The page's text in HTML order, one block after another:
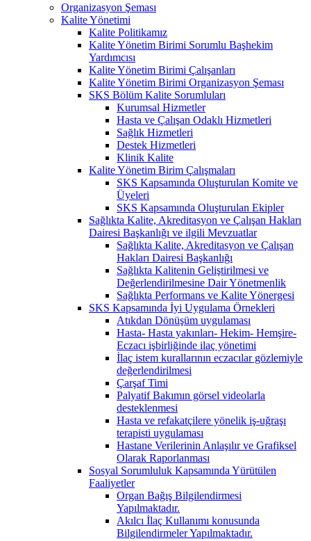
Organizasyon Şeması
Kalite Yönetimi
Kalite Politikamız
Kalite Yönetim Birimi Sorumlu Başhekim
Yardımcısı
Kalite Yönetim Birimi Çalışanları
Kalite Yönetim Birimi Organizasyon Şeması
SKS Bölüm Kalite Sorumluları
Kurumsal Hizmetler
Hasta ve Çalışan Odaklı Hizmetleri
Sağlık Hizmetleri
Destek Hizmetleri
Klinik Kalite
Kalite Yönetim Birim Çalışmaları
SKS Kapsamında Oluşturulan Komite ve
Üyeleri
SKS Kapsamında Oluşturulan Ekipler
Sağlıkta Kalite, Akreditasyon ve Çalışan Hakları
Dairesi Başkanlığı ve ilgili Mevzuatlar
Sağlıkta Kalite, Akreditasyon ve Çalışan
Hakları Dairesi Başkanlığı
Sağlıkta Kalitenin Geliştirilmesi ve
Değerlendirilmesine Dair Yönetmenlik
Sağlıkta Performans ve Kalite Yönergesi
SKS Kapsamında İyi Uygulama Örnekleri
Atıkdan Dönüşüm uygulaması
Hasta- Hasta yakınları- Hekim- Hemşire-
Eczacı işbirliğinde ilaç yönetimi
İlaç istem kurallarının eczacılar gözlemiyle
değerlendirilmesi
Çarşaf Timi
Palyatif Bakımın görsel videolarla
desteklenmesi
Hasta ve refakatçilere yönelik iş-uğraşı
terapisti uygulaması
Hastane Verilerinin Anlaşılır ve Grafiksel
Olarak Raporlanması
Sosyal Sorumluluk Kapsamında Yürütülen
Faaliyetler
Organ Bağış Bilgilendirmesi
Yapılmaktadır.
Akılcı İlaç Kullanımı konusunda
Bilgilendirmeler Yapılmaktadır.